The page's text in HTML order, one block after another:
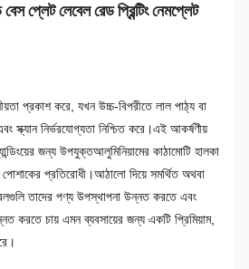
প্লেট লেবেল রেড প্রিন্টিং নেমপ্লেট
প্রকাশ করে, যখন উচ্চ-বিপরীতে লাল পাঠ্য বা
স্ক্যান নির্ভরযোগ্যতা নিশ্চিত করে।এই আকর্ষণীয়
জন্য উপযুক্তআলুমিনিয়ামের কাঠামোটি হালকা
পোশাকের প্রতিরোধী।আঠালো দিয়ে সমর্থিত অথবা
তাদের পণ্য উপস্থাপনা উন্নত করতে এবং
করতে চায় এমন ব্যবসায়ের জন্য একটি প্রিমিয়াম,